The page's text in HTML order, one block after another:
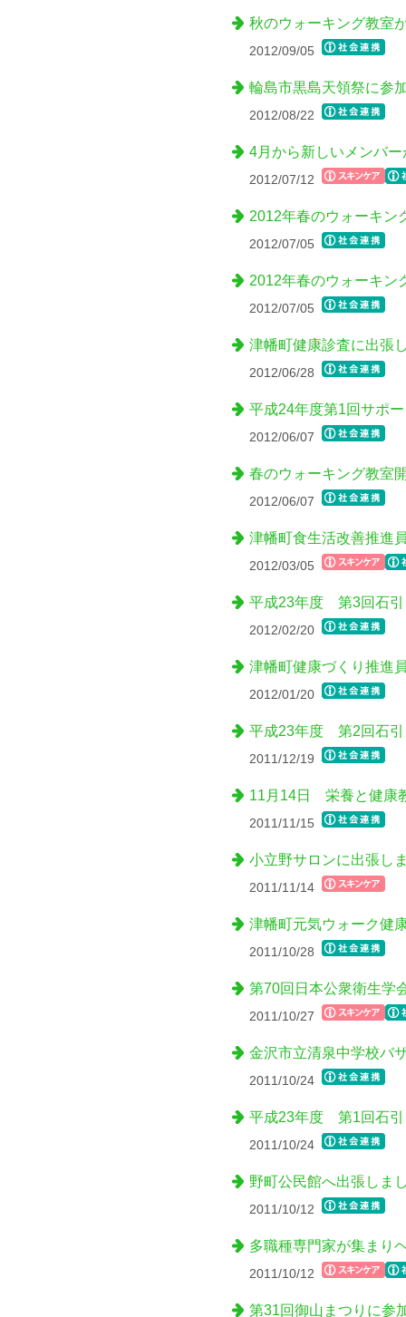
秋のウォーキング教室
2012/09/05
輪島市黒島天領祭に参
2012/08/22
4月から新しいメンバ
2012/07/12
2012年春のウォーキン
2012/07/05
2012年春のウォーキン
2012/07/05
津幡町健康診査に出張
2012/06/28
平成24年度第1回サポ
2012/06/07
春のウォーキング教室
2012/06/07
津幡町食生活改善推進
2012/03/05
平成23年度 第3回石引
2012/02/20
津幡町健康づくり推進
2012/01/20
平成23年度 第2回石引
2011/12/19
11月14日 栄養と健康
2011/11/15
小立野サロンに出張し
2011/11/14
津幡町元気ウォーク健
2011/10/28
第70回日本公衆衛生学
2011/10/27
金沢市立清泉中学校バ
2011/10/24
平成23年度 第1回石引
2011/10/24
野町公民館へ出張しま
2011/10/12
多職種専門家が集まり
2011/10/12
第31回御山まつりに参